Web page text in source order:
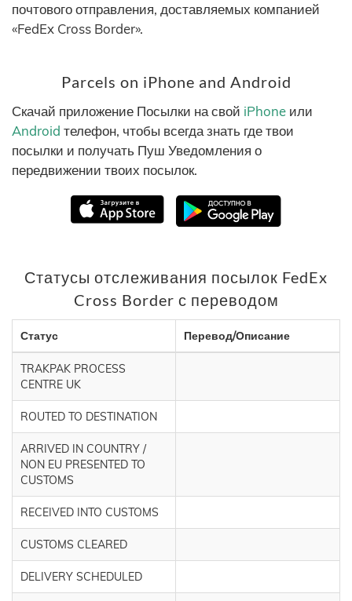
почтового отправления, доставляемых компанией
«FedEx Cross Border».
Parcels on iPhone and Android
Скачай приложение Посылки на свой iPhone или
Android телефон, чтобы всегда знать где твои
посылки и получать Пуш Уведомления о
передвижении твоих посылок.
Статусы отслеживания посылок FedEx
Cross Border с переводом
Статус Перевод/Описание
TRAKPAK PROCESS
CENTRE UK
ROUTED TO DESTINATION
ARRIVED IN COUNTRY /
NON EU PRESENTED TO
CUSTOMS
RECEIVED INTO CUSTOMS
CUSTOMS CLEARED
DELIVERY SCHEDULED